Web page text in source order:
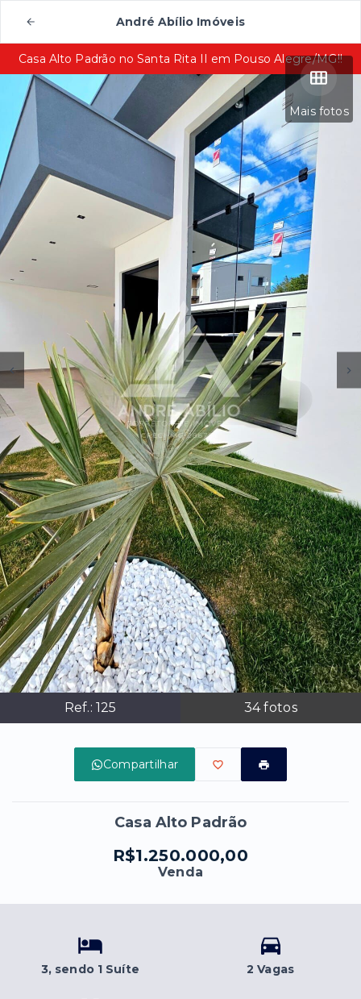
André Abílio Imóveis
Mais fotos
Ref.: 125 34fotos
Casa Alto Padrão no Santa Rita II em Pouso Alegre/MG!!
Compartilhar
Casa Alto Padrão
R$1.250.000,00
Venda
3, sendo 1 Suíte 2 Vagas